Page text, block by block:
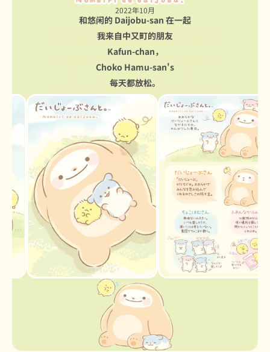
2022年10月
和悠闲的 Daijobu-san 在一起
我来自中又町的朋友
Kafun-chan，
Choko Hamu-san's
每天都放松。